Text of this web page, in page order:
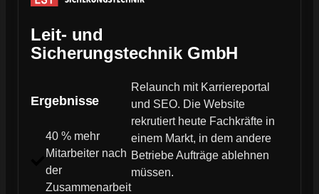
Leit- und
Sicherungstechnik GmbH
Ergebnisse
40 % mehr
Mitarbeiter nach
der
Zusammenarbeit
Relaunch mit Karriereportal
und SEO. Die Website
rekrutiert heute Fachkräfte in
einem Markt, in dem andere
Betriebe Aufträge ablehnen
müssen.